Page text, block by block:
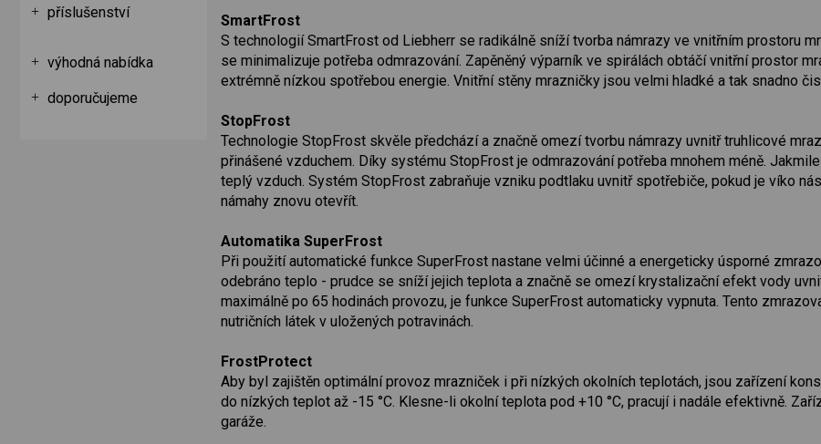
SmartFrost
S technologií SmartFrost od Liebherr se radikálně sníží tvorba námrazy ve vnitřním prostoru
se minimalizuje potřeba odmrazování. Zapěněný výparník ve spirálách obtáčí vnitřní prostor
extrémně nízkou spotřebou energie. Vnitřní stěny mrazničky jsou velmi hladké a tak snadno
StopFrost
Technologie StopFrost skvěle předchází a značně omezí tvorbu námrazy uvnitř truhlicové
přinášené vzduchem. Díky systému StopFrost je odmrazování potřeba mnohem méně.
teplý vzduch. Systém StopFrost zabraňuje vzniku podtlaku uvnitř spotřebiče, pokud je víko
námahy znovu otevřít.
Automatika SuperFrost
Při použití automatické funkce SuperFrost nastane velmi účinné a energeticky úsporné
odebráno teplo - prudce se sníží jejich teplota a značně se omezí krystalizační efekt vody
maximálně po 65 hodinách provozu, je funkce SuperFrost automaticky vypnuta. Tento
nutričních látek v uložených potravinách.
FrostProtect
Aby byl zajištěn optimální provoz mrazniček i při nízkých okolních teplotách, jsou zařízení
do nízkých teplot až -15 °C. Klesne-li okolní teplota pod +10 °C, pracují i nadále efektivně.
garáže.
příslušenství
výhodná nabídka
doporučujeme